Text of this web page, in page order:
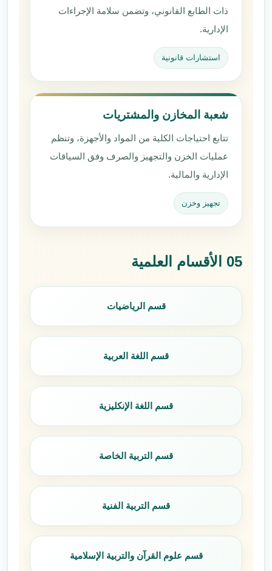
ذات الطابع القانوني، وتضمن سلامة الإجراءات
الإدارية.
استشارات قانونية
شعبة المخازن والمشتريات
تتابع احتياجات الكلية من المواد والأجهزة، وتنظم
عمليات الخزن والتجهيز والصرف وفق السياقات
الإدارية والمالية.
تجهيز وخزن
05 الأقسام العلمية
قسم الرياضيات
قسم اللغة العربية
قسم اللغة الإنكليزية
قسم التربية الخاصة
قسم التربية الفنية
قسم علوم القرآن والتربية الإسلامية